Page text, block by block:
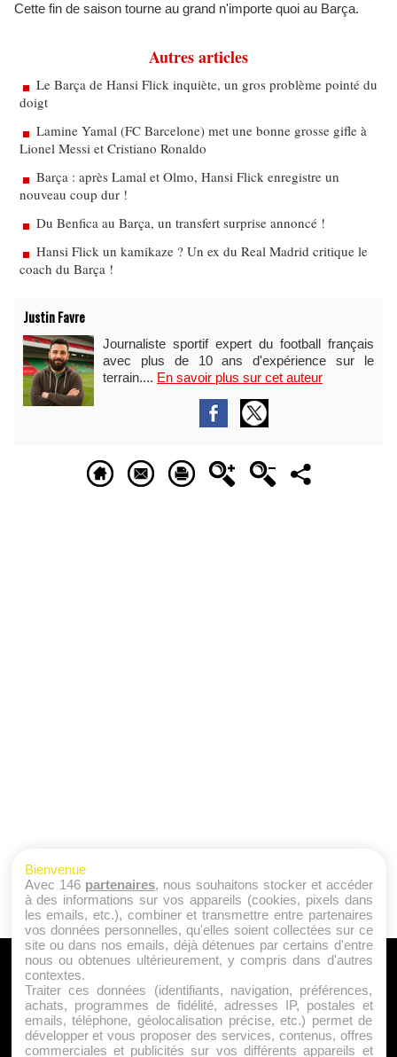
Cette fin de saison tourne au grand n'importe quoi au Barça.
Autres articles
Le Barça de Hansi Flick inquiète, un gros problème pointé du
doigt
Lamine Yamal (FC Barcelone) met une bonne grosse gifle à
Lionel Messi et Cristiano Ronaldo
Barça : après Lamal et Olmo, Hansi Flick enregistre un
nouveau coup dur !
Du Benfica au Barça, un transfert surprise annoncé !
Hansi Flick un kamikaze ? Un ex du Real Madrid critique le
coach du Barça !
Justin Favre
Journaliste sportif expert du football français
avec plus de 10 ans d'expérience sur le
terrain.... En savoir plus sur cet auteur
A PROPOS
Qui sommes nous ?
Mentions Légales
Publicité
Bienvenue
Avec 146 partenaires, nous souhaitons stocker et accéder
à des informations sur vos appareils (cookies, pixels dans
les emails, etc.), combiner et transmettre entre partenaires
vos données personnelles, qu'elles soient collectées sur ce
site ou dans nos emails, déjà détenues par certains d'entre
nous ou obtenues ultérieurement, y compris dans d'autres
contextes.
Traiter ces données (identifiants, navigation, préférences,
achats, programmes de fidélité, adresses IP, postales et
emails, téléphone, géolocalisation précise, etc.) permet de
développer et vous proposer des services, contenus, offres
commerciales et publicités sur vos différents appareils et